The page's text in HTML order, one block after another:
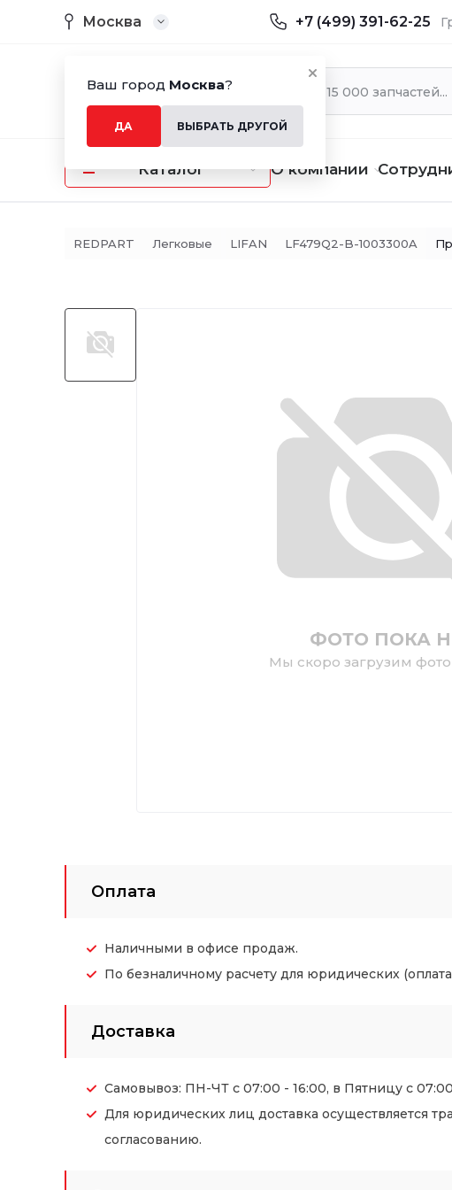
Ваш город Москва?
ДА ВЫБРАТЬ ДРУГОЙ
Москва +7 (499) 391-62-25
Каталог О компании
REDPART Легковые LIFAN LF479Q2-B-1003300A
ФОТО ПОКА
Мы скоро загрузим фото
Оплата
Наличными в офисе продаж.
По безналичному расчету для юридических (оплата
Доставка
Самовывоз: ПН-ЧТ с 07:00 - 16:00, в Пятницу с
Для юридических лиц доставка осуществляется
согласованию.